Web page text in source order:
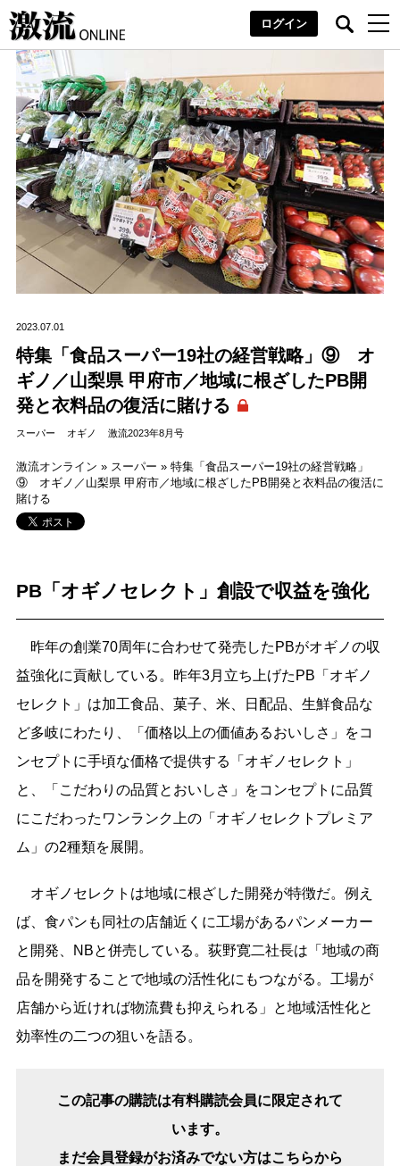
ログイン
2023.07.01
特集「食品スーパー19社の経営戦略」⑨ オ
ギノ／山梨県 甲府市／地域に根ざしたPB開
発と衣料品の復活に賭ける
スーパー オギノ 激流2023年8月号
激流オンライン » スーパー » 特集「食品スーパー19社の経営戦略」
⑨ オギノ／山梨県 甲府市／地域に根ざしたPB開発と衣料品の復活に
賭ける
PB「オギノセレクト」創設で収益を強化
昨年の創業70周年に合わせて発売したPBがオギノの収
益強化に貢献している。昨年3月立ち上げたPB「オギノ
セレクト」は加工食品、菓子、米、日配品、生鮮食品な
ど多岐にわたり、「価格以上の価値あるおいしさ」をコ
ンセプトに手頃な価格で提供する「オギノセレクト」
と、「こだわりの品質とおいしさ」をコンセプトに品質
にこだわったワンランク上の「オギノセレクトプレミア
ム」の2種類を展開。
オギノセレクトは地域に根ざした開発が特徴だ。例え
ば、食パンも同社の店舗近くに工場があるパンメーカー
と開発、NBと併売している。荻野寛二社長は「地域の商
品を開発することで地域の活性化にもつながる。工場が
店舗から近ければ物流費も抑えられる」と地域活性化と
効率性の二つの狙いを語る。
この記事の購読は有料購読会員に限定されて
います。
まだ会員登録がお済みでない方はこちらから